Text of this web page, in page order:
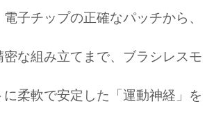
子チップの正確なパッチから、
な組み立てまで、ブラシレスモ
柔軟で安定した「運動神経」を